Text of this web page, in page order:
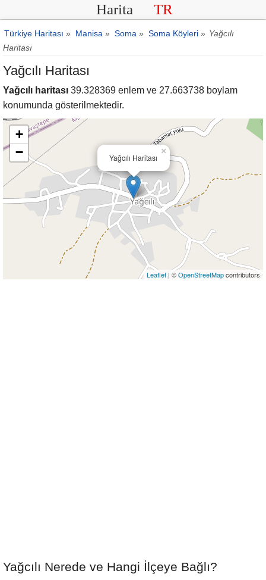
Harita TR
Türkiye Haritası » Manisa » Soma » Soma Köyleri » Yağcılı
Haritası
Yağcılı Haritası
Yağcılı haritası 39.328369 enlem ve 27.663738 boylam
konumunda gösterilmektedir.
Yağcılı Haritası
×
+
−
Leaflet | ©OpenStreetMapcontributors
Yağcılı Nerede ve Hangi İlçeye Bağlı?